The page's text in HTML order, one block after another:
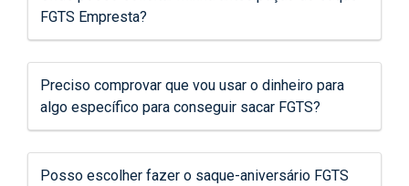
FGTS Empresta?
Preciso comprovar que vou usar o dinheiro para
algo específico para conseguir sacar FGTS?
Posso escolher fazer o saque-aniversário FGTS